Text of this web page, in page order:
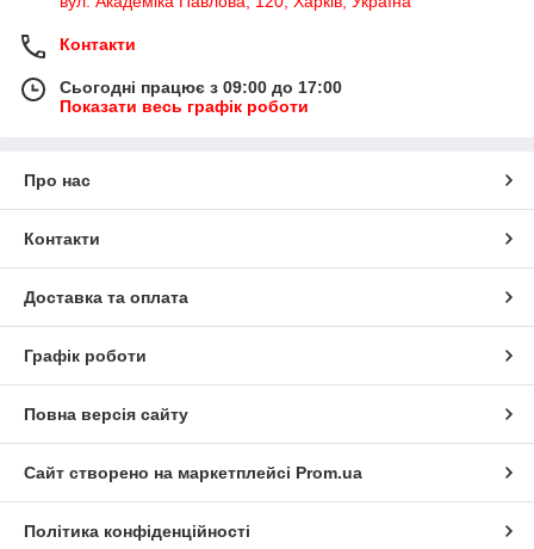
Контакти
Сьогодні працює з 09:00 до 17:00
Показати весь графік роботи
Про нас
Контакти
Доставка та оплата
Графік роботи
Повна версія сайту
Сайт створено на маркетплейсі Prom.ua
Політика конфіденційності